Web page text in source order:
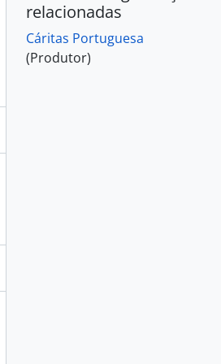
relacionadas
Cáritas Portuguesa
(Produtor)